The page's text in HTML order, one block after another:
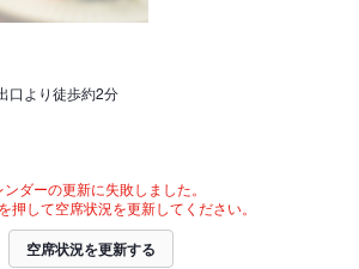
口より徒歩約2分
ンダーの更新に失敗しました。
押して空席状況を更新してください。
空席状況を更新する